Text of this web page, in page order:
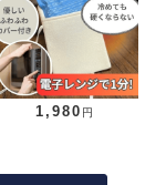
1,980 円